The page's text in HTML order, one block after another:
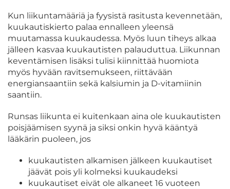
Kun liikuntamääriä ja fyysistä rasitusta kevennetään,
kuukautiskierto palaa ennalleen yleensä
muutamassa kuukaudessa. Myös luun tiheys alkaa
jälleen kasvaa kuukautisten palauduttua. Liikunnan
keventämisen lisäksi tulisi kiinnittää huomiota
myös hyvään ravitsemukseen, riittävään
energiansaantiin sekä kalsiumin ja D-vitamiinin
saantiin.
Runsas liikunta ei kuitenkaan aina ole kuukautisten
poisjäämisen syynä ja siksi onkin hyvä kääntyä
lääkärin puoleen, jos
kuukautisten alkamisen jälkeen kuukautiset
jäävät pois yli kolmeksi kuukaudeksi
kuukautiset eivät ole alkaneet 16 vuoteen